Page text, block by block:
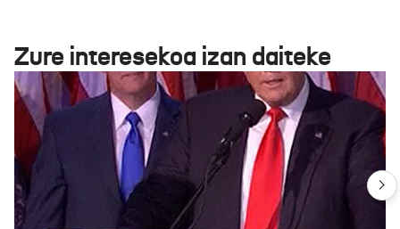
Zure interesekoa izan daiteke